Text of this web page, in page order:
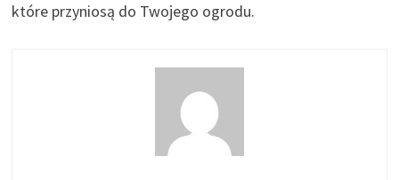
które przyniosą do Twojego ogrodu.